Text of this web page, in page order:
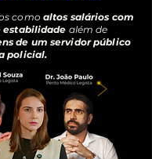
como altos salários com
estabilidade além de
de um servidor público
policial.